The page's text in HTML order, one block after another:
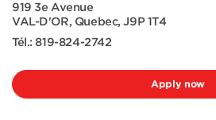
919 3e Avenue
VAL-D'OR, Quebec,J9P 1T4
Tél.:819-824-2742
Apply now